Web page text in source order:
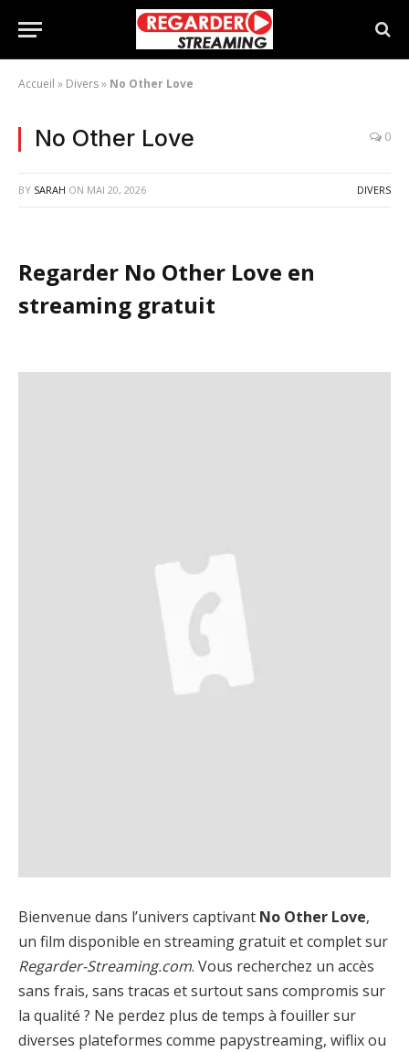
Accueil » Divers» No Other Love
No Other Love 0
BY SARAH ON MAI 20, 2026 DIVERS
Regarder No Other Love en
streaming gratuit
Bienvenue dans l’univers captivant No Other Love,
un film disponible en streaming gratuit et complet sur
Regarder-Streaming.com. Vous recherchez un accès
sans frais, sans tracas et surtout sans compromis sur
la qualité ? Ne perdez plus de temps à fouiller sur
diverses plateformes comme papystreaming, wiflix ou